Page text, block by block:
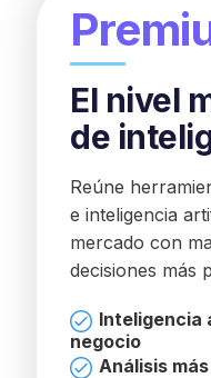
El nivel
de
Reúne
e inteligencia
mercado con
decisiones más
Inteligencia
negocio
Análisis